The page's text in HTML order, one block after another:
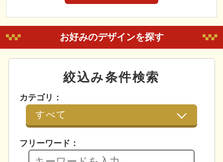
お好みのデザインを探す
絞込み条件検索
カテゴリ：
フリーワード：